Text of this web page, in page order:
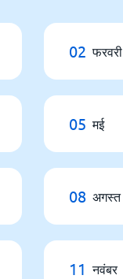
02 फरवरी
05 मई
08 अगस्त
11 नवंबर